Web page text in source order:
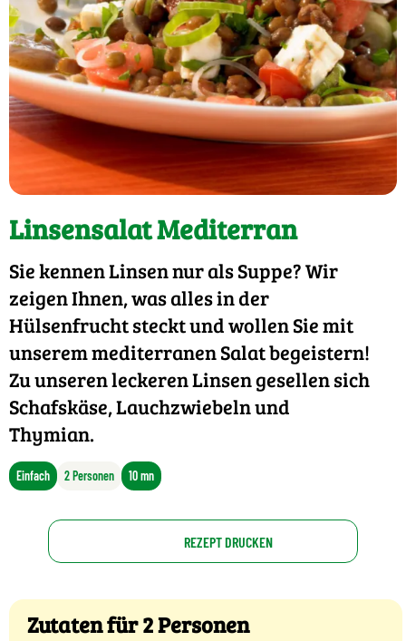
Linsensalat Mediterran
Sie kennen Linsen nur als Suppe? Wir
zeigen Ihnen, was alles in der
Hülsenfrucht steckt und wollen Sie mit
unserem mediterranen Salat begeistern!
Zu unseren leckeren Linsen gesellen sich
Schafskäse, Lauchzwiebeln und
Thymian.
Einfach 2 Personen 10 mn
REZEPT DRUCKEN
Zutaten für 2 Personen